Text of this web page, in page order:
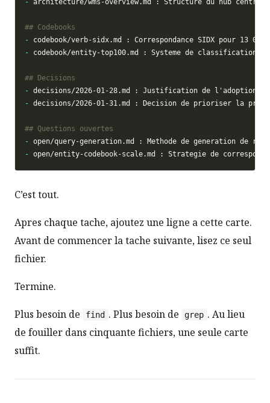
-
-
-
-
-
-
-
C’est tout.
Apres chaque tache, ajoutez une ligne a cette carte.
Avant de commencer la tache suivante, lisez ce seul
fichier.
Termine.
Plus besoin de find . Plus besoin de grep . Au lieu
de fouiller dans cinquante fichiers, une seule carte
suffit.